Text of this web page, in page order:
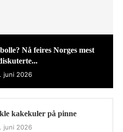
Nå feires Norges mest
juni 2026
kakekuler på pinne
juni 2026